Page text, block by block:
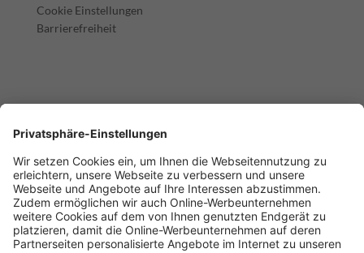
Cookie Einstellungen
Barrierefreiheit